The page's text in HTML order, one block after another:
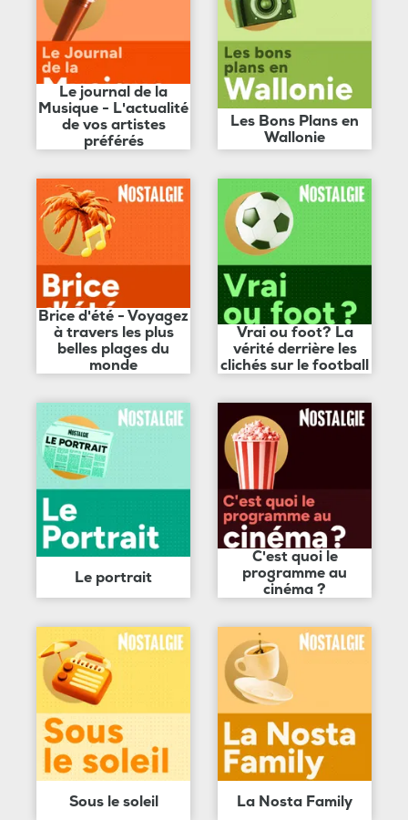
Le journal de la
Musique - L'actualité
de vos artistes
préférés
Les Bons Plans en
Wallonie
Brice d'été - Voyagez
à travers les plus
belles plages du
monde
Vrai ou foot? La
vérité derrière les
clichés sur le football
Le portrait
C'est quoi le
programme au
cinéma ?
Sous le soleil La Nosta Family